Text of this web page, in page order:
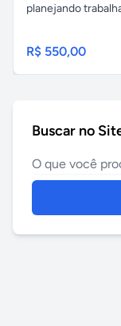
planejando
R$ 550,00
Buscar no